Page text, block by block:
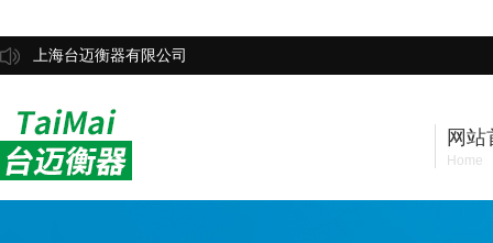
上海台迈衡器有限公司
网站
Home